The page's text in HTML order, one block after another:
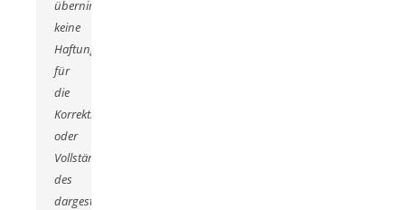
übernimmt
keine
Haftung
für
die
Korrektheit
oder
Vollständigkeit
des
dargestellten